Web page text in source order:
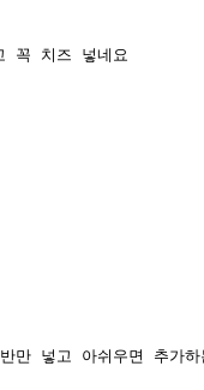
꼭 치즈 넣네요
만 넣고 아쉬우면 추가